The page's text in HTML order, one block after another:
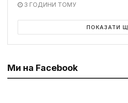
3 ГОДИНИ ТОМУ
ПОКАЗАТИ
Ми на Facebook